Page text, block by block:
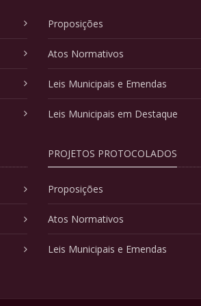
Proposições
Atos Normativos
Leis Municipais e Emendas
Leis Municipais em Destaque
PROJETOS PROTOCOLADOS
Proposições
Atos Normativos
Leis Municipais e Emendas